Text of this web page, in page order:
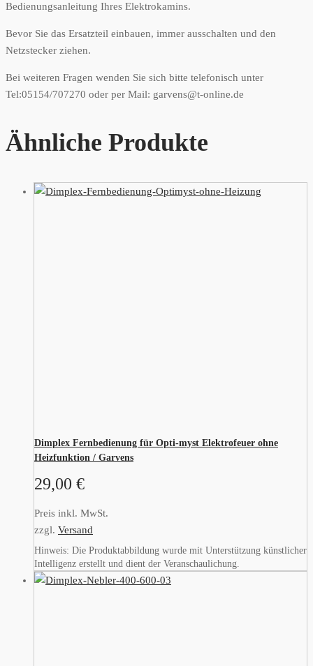
Bedienungsanleitung Ihres Elektrokamins.
Bevor Sie das Ersatzteil einbauen, immer ausschalten und den
Netzstecker ziehen.
Bei weiteren Fragen wenden Sie sich bitte telefonisch unter
Tel:05154/707270 oder per Mail: garvens@t-online.de
Ähnliche Produkte
Dimplex Fernbedienung für Opti-myst Elektrofeuer ohne
Heizfunktion / Garvens
29,00 €
Preis inkl. MwSt.
zzgl. Versand
Hinweis: Die Produktabbildung wurde mit Unterstützung künstlicher
Intelligenz erstellt und dient der Veranschaulichung.